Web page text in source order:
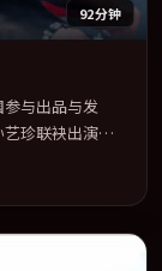
92分钟
参与出品与发
珍联袂出演。
01-17 在内
碑稳健，适合喜